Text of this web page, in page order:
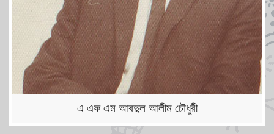
এ এফ এম আবদুল আলীম চৌধুরী